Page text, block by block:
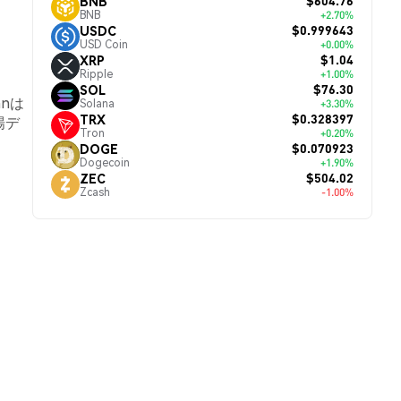
は
デ
BNB +2.70%
USDC
USD Coin
$0.999643
+0.00%
XRP
Ripple
$1.04
+1.00%
SOL
Solana
$76.30
+3.30%
TRX
Tron
$0.328397
+0.20%
DOGE
Dogecoin
$0.070923
+1.90%
ZEC
Zcash
$504.02
-1.00%